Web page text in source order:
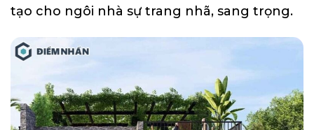
tạo cho ngôi nhà sự trang nhã, sang trọng.